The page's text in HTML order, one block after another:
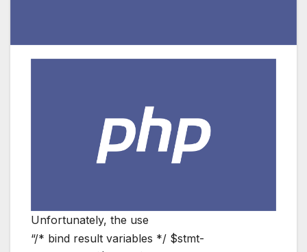
Unfortunately, the use
“/* bind result variables */ $stmt-